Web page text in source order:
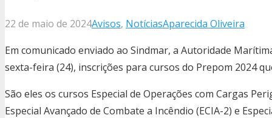
22 de maio de 2024Avisos, NotíciasAparecida Oliveira
Em comunicado enviado ao Sindmar, a Autoridade
sexta-feira (24), inscrições para cursos do Prepom 2024
São eles os cursos Especial de Operações com Cargas
Especial Avançado de Combate a Incêndio (ECIA-2) e